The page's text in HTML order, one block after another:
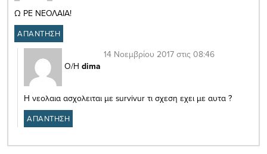
Ω ΡΕ ΝΕΟΛΑΙΑ!
ΑΠΑΝΤΗΣΗ
Ο/Η dima
14 Νοεμβρίου 2017 στις 08:46
Η νεολαια ασχολειται με survivur τι σχεση εχει με αυτα ?
ΑΠΑΝΤΗΣΗ